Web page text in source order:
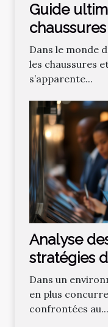
Guide
velours
Dans le monde
les chaussures
s’apparente...
Analyse
stratégies
bancaire
nouveaux
Dans un
en plus
confrontées au...